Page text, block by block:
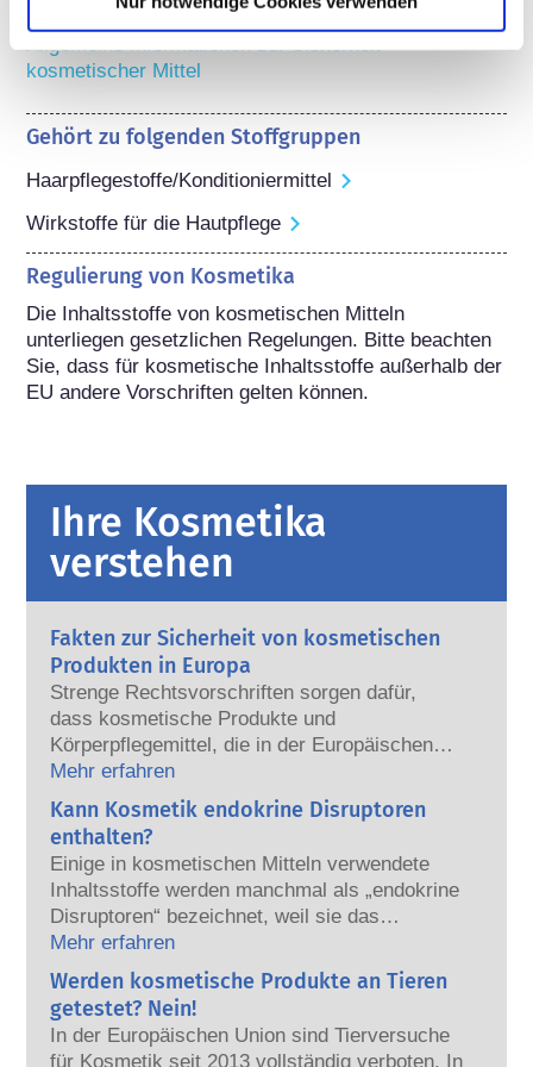
Weitere Informationen
kosmetischer Mittel
Gehört zu folgenden Stoffgruppen
Haarpflegestoffe/Konditioniermittel
Wirkstoffe für die Hautpflege
Regulierung von Kosmetika
Die Inhaltsstoffe von kosmetischen Mitteln
unterliegen gesetzlichen Regelungen. Bitte beachten
Sie, dass für kosmetische Inhaltsstoffe außerhalb der
EU andere Vorschriften gelten können.
Ihre Kosmetika
verstehen
Fakten zur Sicherheit von kosmetischen
Produkten in Europa
Strenge Rechtsvorschriften sorgen dafür,
dass kosmetische Produkte und
Körperpflegemittel, die in der Europäischen
Union verkauft werden, sicher für die
Anwendung am Menschen sind. Die
Kosmetikhersteller sowie nationale und
europäische Regulierungsbehörden tragen
gemeinsam die Verantwortung für die
Sicherheit von kosmetischen Produkten.
Mehr erfahren
Kann Kosmetik endokrine Disruptoren
enthalten?
Einige in kosmetischen Mitteln verwendete
Inhaltsstoffe werden manchmal als „endokrine
Disruptoren“ bezeichnet, weil sie das
Potenzial haben, einige der Eigenschaften
unserer Hormone nachzuahmen. Aber: Nur
weil etwas das Potenzial hat, ein Hormon zu
imitieren, heißt das nicht, dass es unser
Hormonsystem auch tatsächlich stören wird.
Mehr erfahren
Werden kosmetische Produkte an Tieren
getestet? Nein!
In der Europäischen Union sind Tierversuche
für Kosmetik seit 2013 vollständig verboten. In